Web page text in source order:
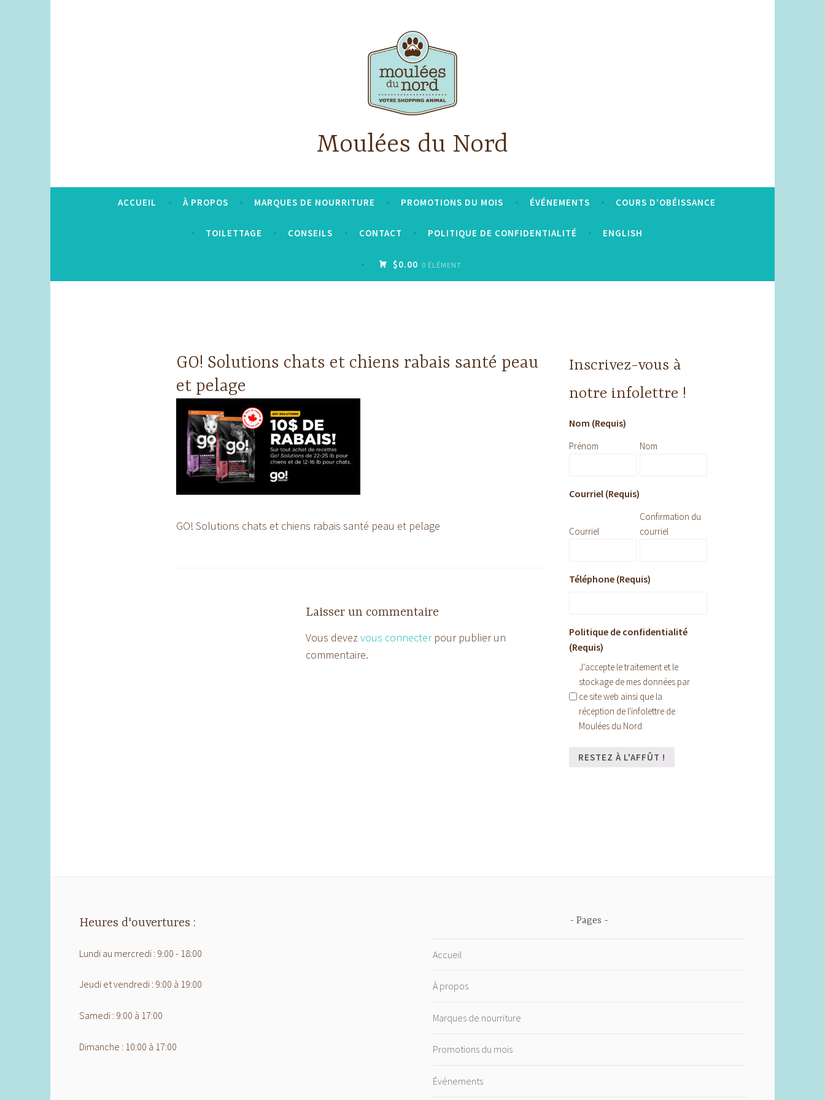
Moulées du Nord
ACCUEIL À PROPOS MARQUES DE NOURRITURE PROMOTIONS DU MOIS ÉVÉNEMENTS COURS D’OBÉISSANCE
TOILETTAGE CONSEILS CONTACT POLITIQUE DE CONFIDENTIALITÉ ENGLISH
$0.00 0 ÉLÉMENT
GO! Solutions chats et chiens rabais santé peau
et pelage
GO! Solutions chats et chiens rabais santé peau et pelage
Laisser un commentaire
Vous devezvous connecterpour publier un
commentaire.
Inscrivez-vous à
notre infolettre !
Nom (Requis)
Prénom Nom
Courriel (Requis)
Courriel
Confirmation du
courriel
Téléphone (Requis)
Politique de confidentialité
(Requis)
J'accepte le traitement et le
stockage de mes données par
ce site web ainsi que la
réception de l'infolettre de
Moulées du Nord.
Heures d'ouvertures :
Lundi au mercredi : 9:00 - 18:00
Jeudi et vendredi : 9:00 à 19:00
Samedi : 9:00 à 17:00
Dimanche : 10:00 à 17:00
Pages
Accueil
À propos
Marques de nourriture
Promotions du mois
Événements